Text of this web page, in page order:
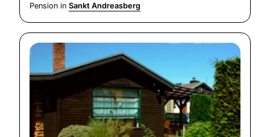
Pension in Sankt Andreasberg